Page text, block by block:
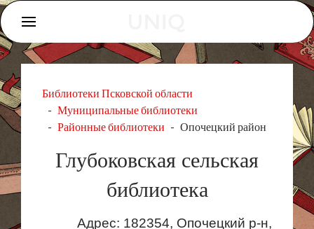
Библиотеки Псковской области
Муниципальные библиотеки
Районные библиотеки
Опочецкий район
Глубоковская сельская
библиотека
Адрес: 182354, Опочецкий р-н,